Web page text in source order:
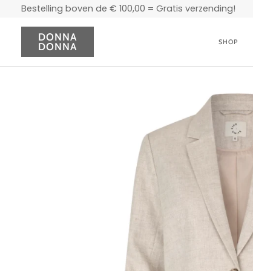
DoorgaanBestelling boven de € 100,00 = Gratis verzending!
DONNA
DONNA
SHOP